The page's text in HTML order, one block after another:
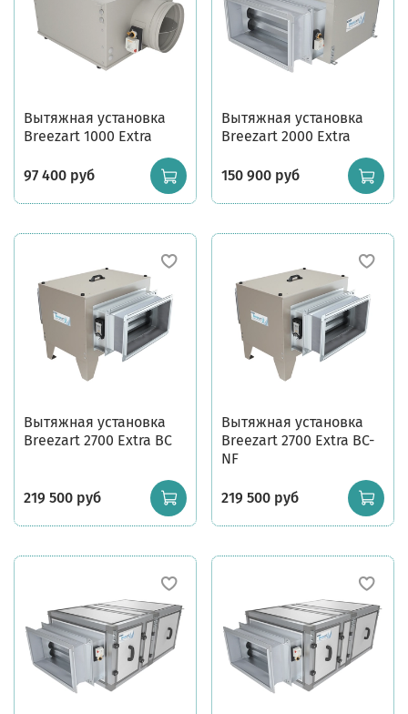
Вытяжная установка
Breezart 1000 Extra
97 400 руб
Вытяжная установка
Breezart 2000 Extra
150 900 руб
Вытяжная установка
Breezart 2700 Extra BC
219 500 руб
Вытяжная установка
Breezart 2700 Extra BC-
NF
219 500 руб